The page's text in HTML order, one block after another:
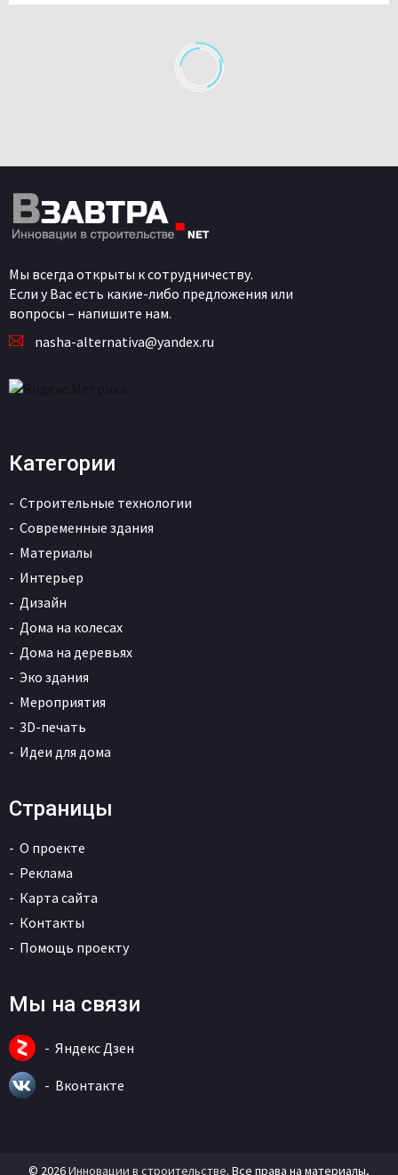
Мы всегда открыты к сотрудничеству.
Если у Вас есть какие-либо предложения или
вопросы – напишите нам.
nasha-alternativa@yandex.ru
Категории
Строительные технологии
Современные здания
Материалы
Интерьер
Дизайн
Дома на колесах
Дома на деревьях
Эко здания
Мероприятия
3D-печать
Идеи для дома
Страницы
О проекте
Реклама
Карта сайта
Контакты
Помощь проекту
Мы на связи
Яндекс Дзен
Вконтакте
© 2026Инновации в строительстве. Все права на материалы,